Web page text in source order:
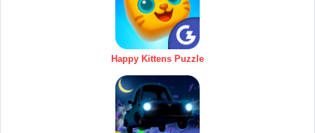
Happy Kittens Puzzle